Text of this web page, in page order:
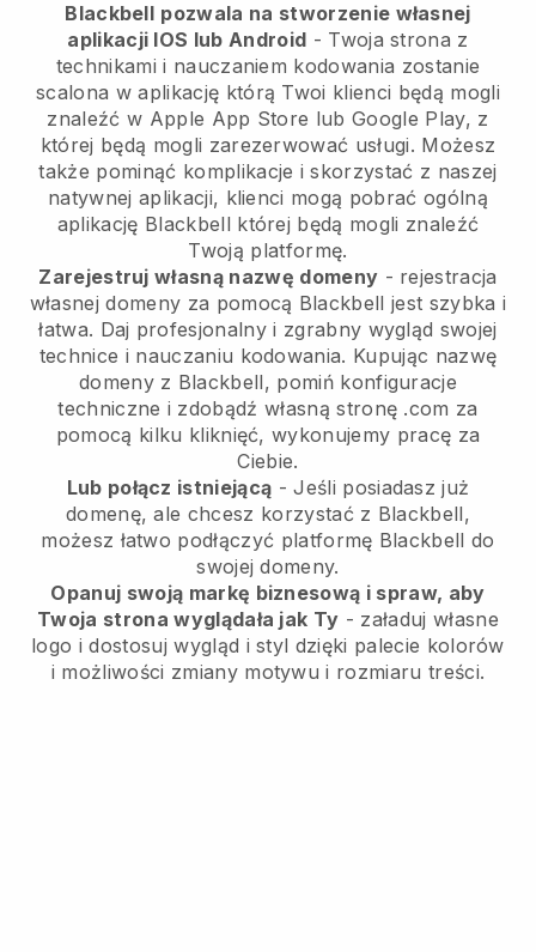
Blackbell pozwala na stworzenie własnej
aplikacji IOS lub Android - Twoja strona z
technikami i nauczaniem kodowania zostanie
scalona w aplikację którą Twoi klienci będą mogli
znaleźć w Apple App Store lub Google Play, z
której będą mogli zarezerwować usługi. Możesz
także pominąć komplikacje i skorzystać z naszej
natywnej aplikacji, klienci mogą pobrać ogólną
aplikację Blackbell której będą mogli znaleźć
Twoją platformę.
Zarejestruj własną nazwę domeny - rejestracja
własnej domeny za pomocą Blackbell jest szybka i
łatwa. Daj profesjonalny i zgrabny wygląd swojej
technice i nauczaniu kodowania. Kupując nazwę
domeny z Blackbell, pomiń konfiguracje
techniczne i zdobądź własną stronę .com za
pomocą kilku kliknięć, wykonujemy pracę za
Ciebie.
Lub połącz istniejącą - Jeśli posiadasz już
domenę, ale chcesz korzystać z Blackbell,
możesz łatwo podłączyć platformę Blackbell do
swojej domeny.
Opanuj swoją markę biznesową i spraw, aby
Twoja strona wyglądała jak Ty - załaduj własne
logo i dostosuj wygląd i styl dzięki palecie kolorów
i możliwości zmiany motywu i rozmiaru treści.